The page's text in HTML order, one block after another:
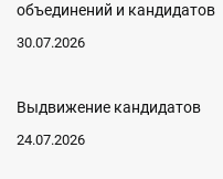
объединений и кандидатов
30.07.2026
Выдвижение кандидатов
24.07.2026